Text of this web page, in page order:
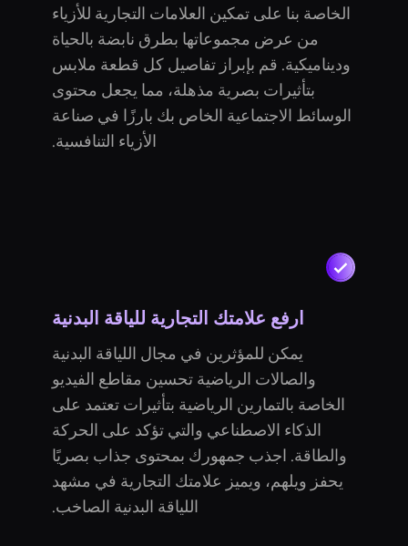
الخاصة بنا على تمكين العلامات التجارية للأزياء
من عرض مجموعاتها بطرق نابضة بالحياة
وديناميكية. قم بإبراز تفاصيل كل قطعة ملابس
بتأثيرات بصرية مذهلة، مما يجعل محتوى
الوسائط الاجتماعية الخاص بك بارزًا في صناعة
الأزياء التنافسية.
ارفع علامتك التجارية للياقة البدنية
يمكن للمؤثرين في مجال اللياقة البدنية
والصالات الرياضية تحسين مقاطع الفيديو
الخاصة بالتمارين الرياضية بتأثيرات تعتمد على
الذكاء الاصطناعي والتي تؤكد على الحركة
والطاقة. اجذب جمهورك بمحتوى جذاب بصريًا
يحفز ويلهم، ويميز علامتك التجارية في مشهد
اللياقة البدنية الصاخب.